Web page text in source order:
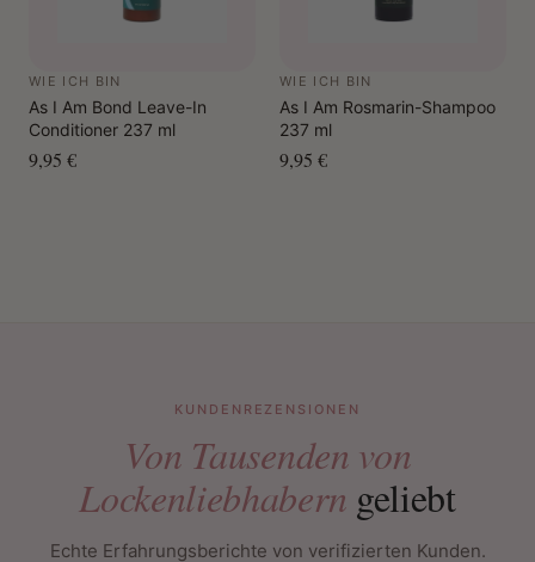
WIE ICH BIN
As I Am Bond Leave-In
Conditioner 237 ml
9,95 €
WIE ICH BIN
As I Am Rosmarin-Shampoo
237 ml
9,95 €
KUNDENREZENSIONEN
Von Tausenden von
Lockenliebhabern geliebt
Echte Erfahrungsberichte von verifizierten Kunden.